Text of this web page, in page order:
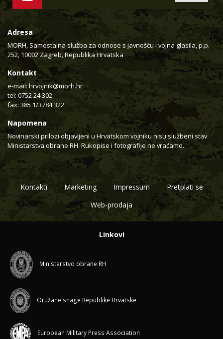
Adresa
MORH, Samostalna služba za odnose s javnošću i vojna glasila, p.p.
252, 10002 Zagreb, Republika Hrvatska
Kontakt
e-mail: hrvojnik@morh.hr
tel: 0752 24 302
fax: 385 1/3784 322
Napomena
Novinarski prilozi objavljeni u Hrvatskom vojniku nisu službeni stav
Ministarstva obrane RH. Rukopise i fotografije ne vraćamo.
Kontakti Marketing Impressum
Pretplati se
Web-prodaja
Linkovi
Ministarstvo obrane RH
Oružane snage Republike Hrvatske
European Military Press Association